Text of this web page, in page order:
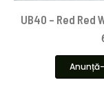
UB40 – Red Red